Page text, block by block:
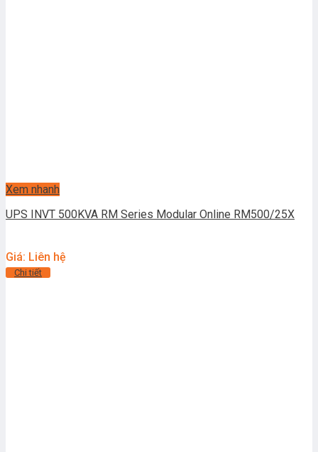
Xem nhanh
UPS INVT 500KVA RM Series Modular Online RM500/25X
Giá: Liên hệ
Chi tiết